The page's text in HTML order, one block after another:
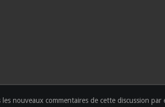
nouveaux commentaires de cette discussion par